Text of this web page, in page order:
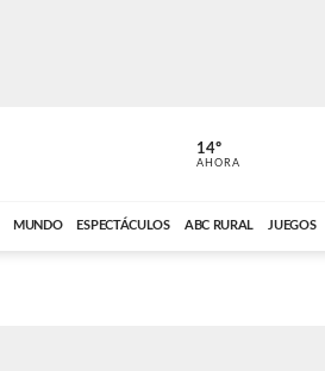
ABC CARDINAL
14º
AHORA
MUNDO ESPECTÁCULOS ABC RURAL JUEGOS